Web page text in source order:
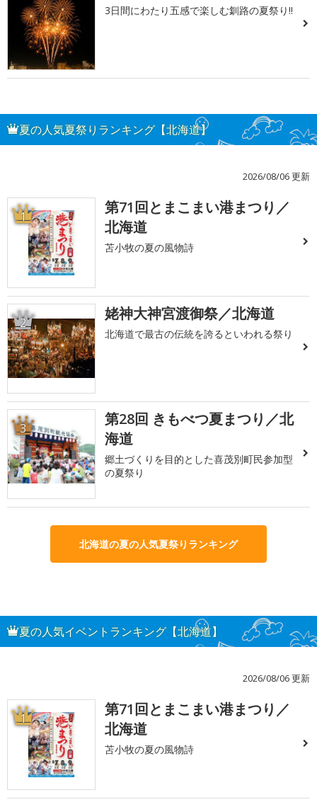
3日間にわたり五感で楽しむ釧路の夏祭り!!
夏の人気夏祭りランキング【北海道】
2026/08/06 更新
1
第71回とまこまい港まつり／
北海道
苫小牧の夏の風物詩
2 姥神大神宮渡御祭／北海道
北海道で最古の伝統を誇るといわれる祭り
3
第28回 きもべつ夏まつり／北
海道
郷土づくりを目的とした喜茂別町民参加型
の夏祭り
北海道の夏の人気夏祭りランキング
夏の人気イベントランキング【北海道】
2026/08/06 更新
1
第71回とまこまい港まつり／
北海道
苫小牧の夏の風物詩